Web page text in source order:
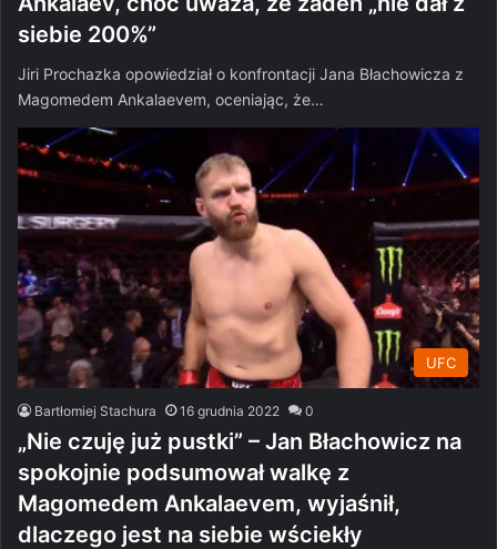
siebie 200%”
Jiri Prochazka opowiedział o konfrontacji Jana Błachowicza z
Magomedem Ankalaevem, oceniając, że…
UFC
Bartłomiej Stachura 16 grudnia 2022 0
„Nie czuję już pustki” – Jan Błachowicz na
spokojnie podsumował walkę z
Magomedem Ankalaevem, wyjaśnił,
dlaczego jest na siebie wściekły